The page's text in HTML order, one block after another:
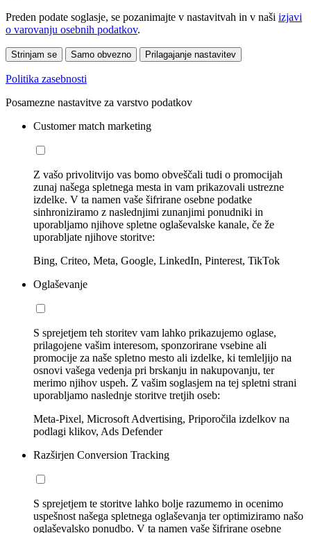
Preden podate soglasje, se pozanimajte v nastavitvah in v naši izjavi
o varovanju osebnih podatkov.
Strinjam se Samo obvezno Prilagajanje nastavitev
Politika zasebnosti
Posamezne nastavitve za varstvo podatkov
Customer match marketing
Z vašo privolitvijo vas bomo obveščali tudi o promocijah
zunaj našega spletnega mesta in vam prikazovali ustrezne
izdelke. V ta namen vaše šifrirane osebne podatke
sinhroniziramo z naslednjimi zunanjimi ponudniki in
uporabljamo njihove spletne oglaševalske kanale, če že
uporabljate njihove storitve:
Bing, Criteo, Meta, Google, LinkedIn, Pinterest, TikTok
Oglaševanje
S sprejetjem teh storitev vam lahko prikazujemo oglase,
prilagojene vašim interesom, sponzorirane vsebine ali
promocije za naše spletno mesto ali izdelke, ki temleljijo na
osnovi vašega vedenja pri brskanju in nakupovanju, ter
merimo njihov uspeh. Z vašim soglasjem na tej spletni strani
uporabljamo naslednje storitve tretjih oseb:
Meta-Pixel, Microsoft Advertising, Priporočila izdelkov na
podlagi klikov, Ads Defender
Razširjen Conversion Tracking
S sprejetjem te storitve lahko bolje razumemo in ocenimo
uspešnost našega spletnega oglaševanja ter optimiziramo našo
oglaševalsko ponudbo. V ta namen vaše šifrirane osebne